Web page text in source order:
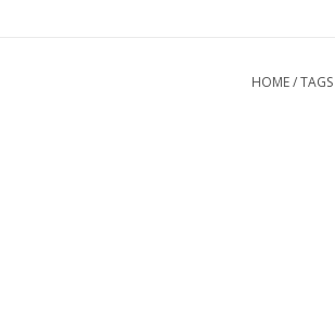
HOME/TAGS